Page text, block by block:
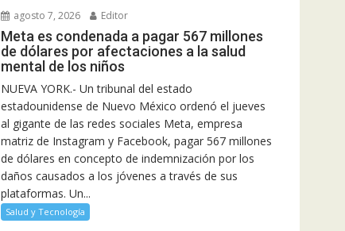
agosto 7, 2026 Editor
Meta es condenada a pagar 567 millones
de dólares por afectaciones a la salud
mental de los niños
NUEVA YORK.- Un tribunal del estado
estadounidense de Nuevo México ordenó el jueves
al gigante de las redes sociales Meta, empresa
matriz de Instagram y Facebook, pagar 567 millones
de dólares en concepto de indemnización por los
daños causados a los jóvenes a través de sus
plataformas. Un...
Salud y Tecnología